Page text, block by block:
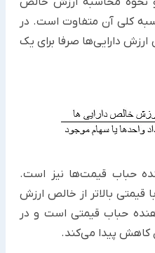
کلی آن متفاوت است. در
دارایی‌ها صرفا برای یک
حباب قیمت‌ها نیز است.
بالاتر از خالص ارزش
حباب قیمتی است و در
پیدا می‌کند.